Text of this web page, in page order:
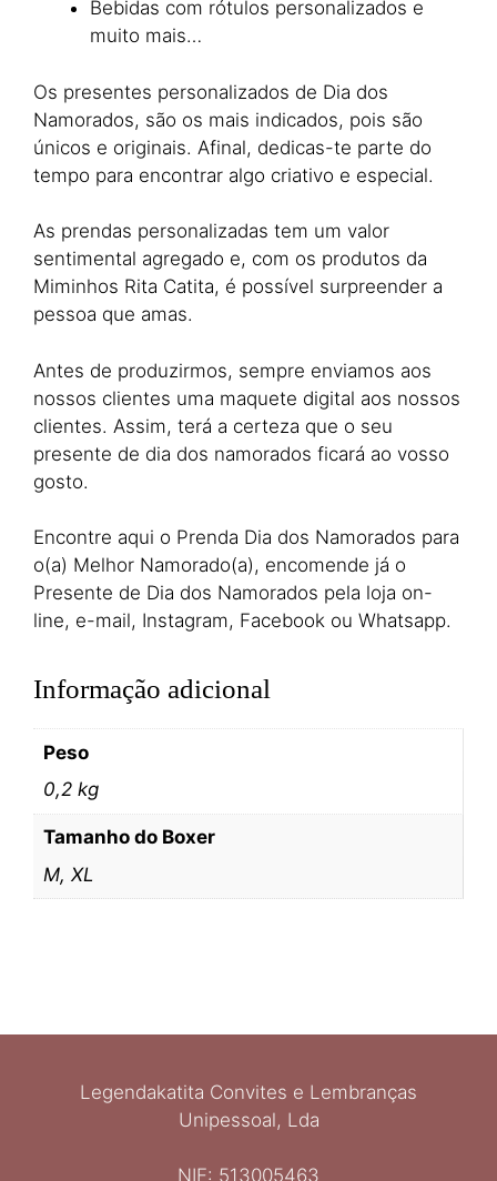
Bebidas com rótulos personalizados e
muito mais…
Os presentes personalizados de Dia dos
Namorados, são os mais indicados, pois são
únicos e originais. Afinal, dedicas-te parte do
tempo para encontrar algo criativo e especial.
As prendas personalizadas tem um valor
sentimental agregado e, com os produtos da
Miminhos Rita Catita, é possível surpreender a
pessoa que amas.
Antes de produzirmos, sempre enviamos aos
nossos clientes uma maquete digital aos nossos
clientes. Assim, terá a certeza que o seu
presente de dia dos namorados ficará ao vosso
gosto.
Encontre aqui o Prenda Dia dos Namorados para
o(a) Melhor Namorado(a), encomende já o
Presente de Dia dos Namorados pela loja on-
line, e-mail, Instagram, Facebook ou Whatsapp.
Informação adicional
Peso
0,2 kg
Tamanho do Boxer
M, XL
Legendakatita Convites e Lembranças
Unipessoal, Lda
NIF: 513005463